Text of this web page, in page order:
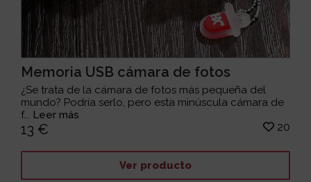
Memoria USB cámara de fotos
¿Se trata de la cámara de fotos más pequeña del
mundo? Podría serlo, pero esta minúscula cámara de
f... Leer más
13 € 20
Ver producto